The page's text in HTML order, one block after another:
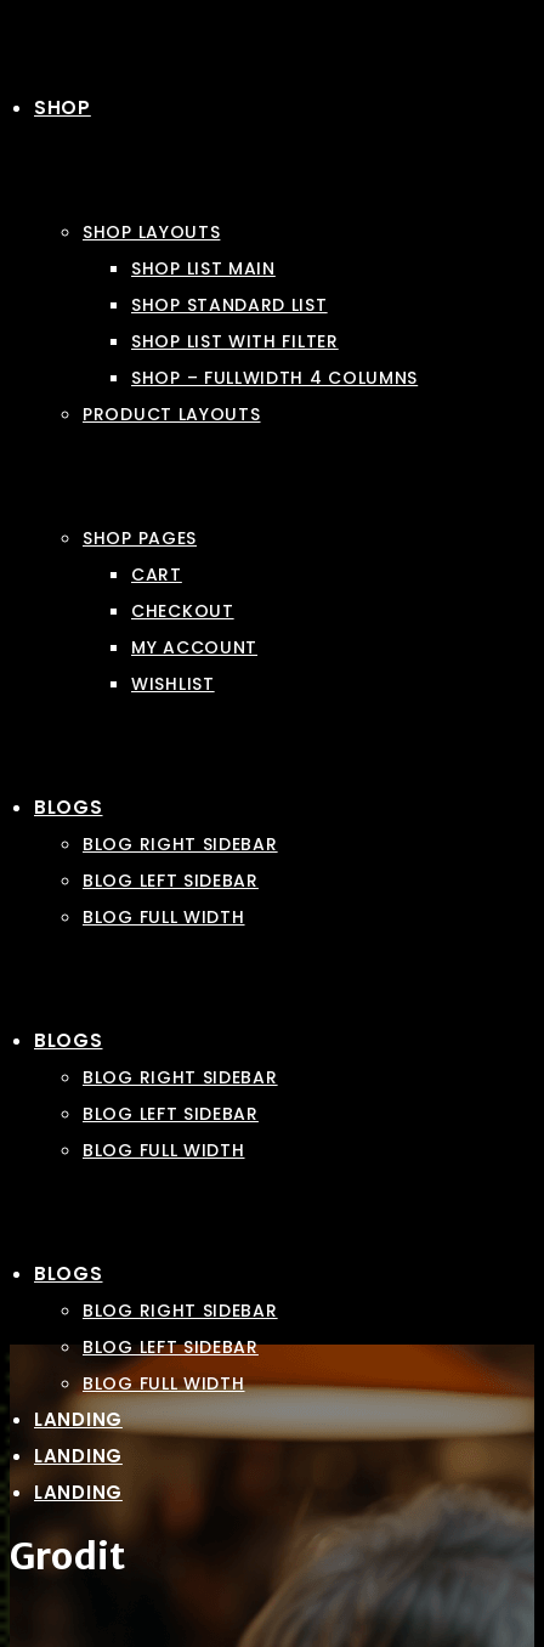
SHOP
SHOP LAYOUTS
SHOP LIST MAIN
SHOP STANDARD LIST
SHOP LIST WITH FILTER
SHOP – FULLWIDTH 4 COLUMNS
PRODUCT LAYOUTS
SHOP PAGES
CART
CHECKOUT
MY ACCOUNT
WISHLIST
BLOGS
BLOG RIGHT SIDEBAR
BLOG LEFT SIDEBAR
BLOG FULL WIDTH
BLOGS
BLOG RIGHT SIDEBAR
BLOG LEFT SIDEBAR
BLOG FULL WIDTH
BLOGS
BLOG RIGHT SIDEBAR
BLOG LEFT SIDEBAR
BLOG FULL WIDTH
LANDING
LANDING
LANDING
Grodit